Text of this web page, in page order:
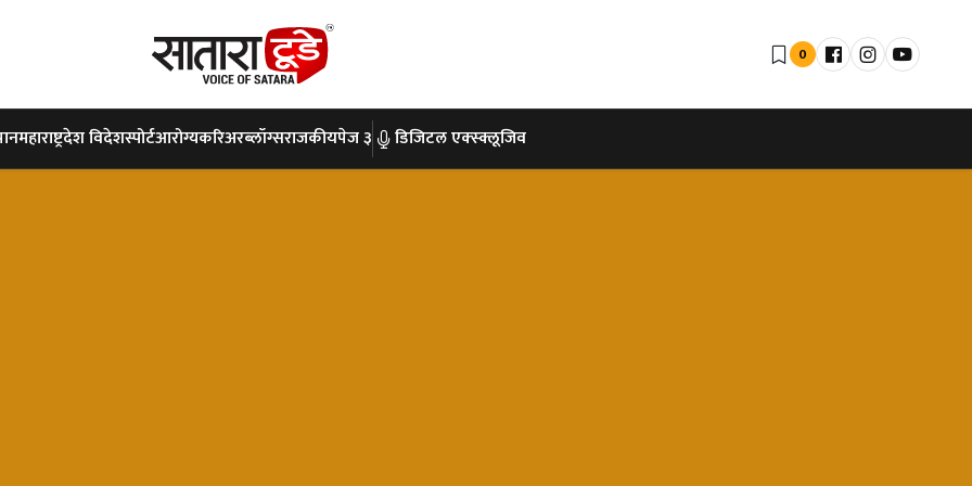
0
महाराष्ट्रदेश विदेशस्पोर्टआरोग्यकरिअरब्लॉग्सराजकीयपेज ३ डिजिटल एक्स्क्लूजिव